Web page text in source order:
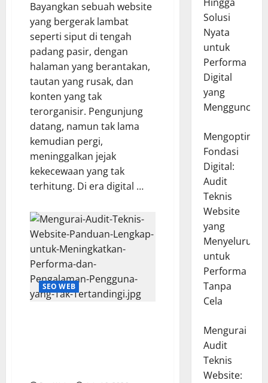
Bayangkan sebuah website
yang bergerak lambat
seperti siput di tengah
padang pasir, dengan
halaman yang berantakan,
tautan yang rusak, dan
konten yang tak
terorganisir. Pengunjung
datang, namun tak lama
kemudian pergi,
meninggalkan jejak
kekecewaan yang tak
terhitung. Di era digital …
SEO WEB
Solusi
Nyata
untuk
Performa
Digital
yang
Mengguncang
Fondasi
Digital:
Audit
Teknis
Website
yang
Menyeluruh
untuk
Performa
Tanpa
Cela
Mengurai
Audit
Teknis
Website: